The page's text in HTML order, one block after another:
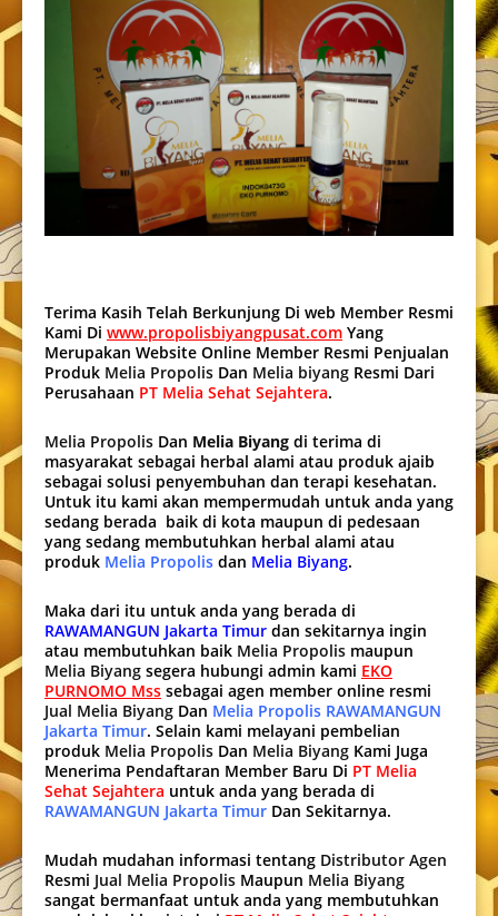
Terima Kasih Telah Berkunjung Di web Member Resmi
Kami Di www.propolisbiyangpusat.com Yang
Merupakan Website Online Member Resmi Penjualan
Produk Melia Propolis Dan Melia biyang Resmi Dari
Perusahaan PT Melia Sehat Sejahtera.
Melia Propolis Dan Melia Biyang di terima di
masyarakat sebagai herbal alami atau produk ajaib
sebagai solusi penyembuhan dan terapi kesehatan.
Untuk itu kami akan mempermudah untuk anda yang
sedang berada baik di kota maupun di pedesaan
yang sedang membutuhkan herbal alami atau
produk Melia Propolis dan Melia Biyang.
Maka dari itu untuk anda yang berada di
RAWAMANGUN Jakarta Timur dan sekitarnya ingin
atau membutuhkan baik Melia Propolis maupun
Melia Biyang segera hubungi admin kami EKO
PURNOMO Mss sebagai agen member online resmi
Jual Melia Biyang Dan Melia Propolis RAWAMANGUN
Jakarta Timur. Selain kami melayani pembelian
produk Melia Propolis Dan Melia Biyang Kami Juga
Menerima Pendaftaran Member Baru Di PT Melia
Sehat Sejahtera untuk anda yang berada di
RAWAMANGUN Jakarta Timur Dan Sekitarnya.
Mudah mudahan informasi tentang Distributor Agen
Resmi Jual Melia Propolis Maupun Melia Biyang
sangat bermanfaat untuk anda yang membutuhkan